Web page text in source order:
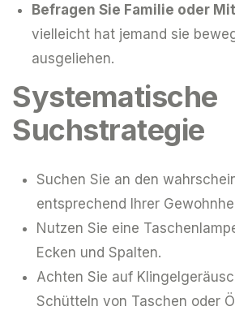
Befragen Sie Familie oder
vielleicht hat jemand sie
ausgeliehen.
Systematische
Suchstrategie
Suchen Sie an den
entsprechend Ihrer
Nutzen Sie eine
Ecken und Spalten.
Achten Sie auf
Schütteln von Taschen oder